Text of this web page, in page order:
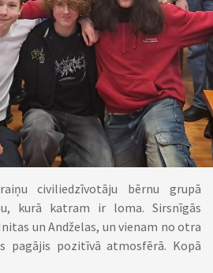
civiliedzīvotāju bērnu grupā
kurā katram ir loma. Sirsnīgās
un Andželas, un vienam no otra
pagājis pozitīvā atmosfērā. Kopā